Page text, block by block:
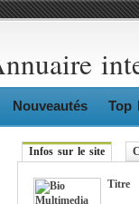
Nouveautés Top
Infos sur le site
Titre